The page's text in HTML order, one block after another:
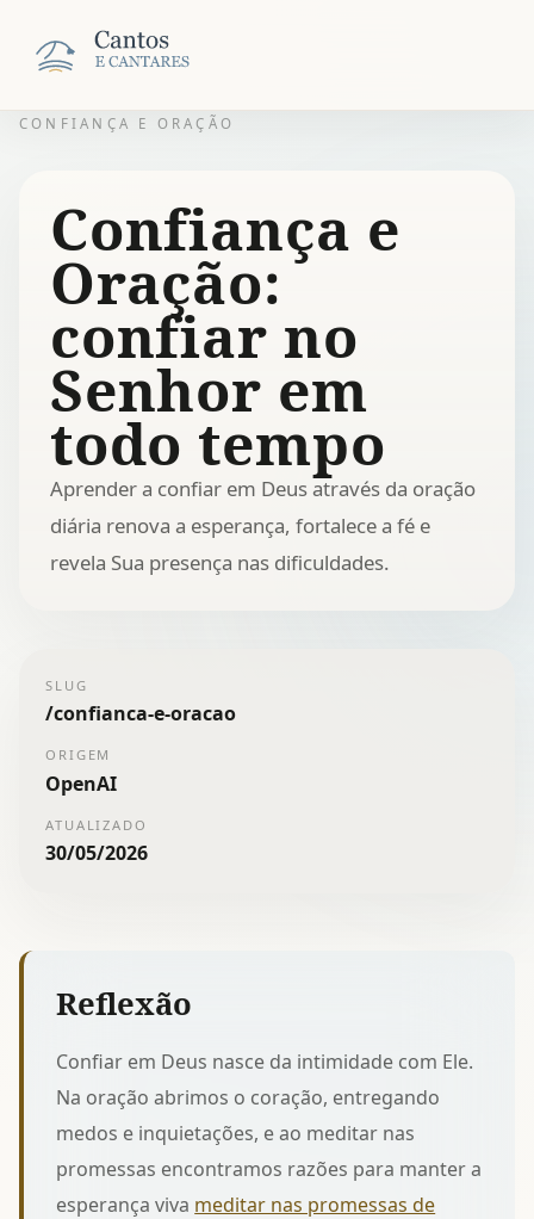
CONFIANÇA E ORAÇÃO
Confiança e
Oração:
confiar no
Senhor em
todo tempo
Aprender a confiar em Deus através da oração
diária renova a esperança, fortalece a fé e
revela Sua presença nas dificuldades.
SLUG
/confianca-e-oracao
ORIGEM
OpenAI
ATUALIZADO
30/05/2026
Reflexão
Confiar em Deus nasce da intimidade com Ele.
Na oração abrimos o coração, entregando
medos e inquietações, e ao meditar nas
promessas encontramos razões para manter a
esperança viva meditar nas promessas de